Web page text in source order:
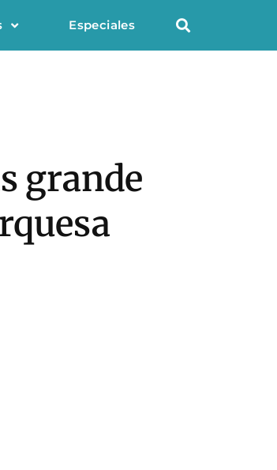
Especiales
grande